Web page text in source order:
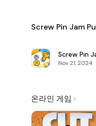
Screw Pin Jam
Screw Pin
Nov 21, 2024
온라인 게임